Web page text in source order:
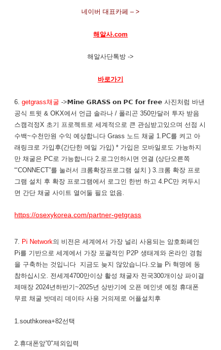
네이버 대표카페 – >
해알사.com
해알사단톡방 ->
바로가기
6.getgrass채굴 ->𝗠𝗶𝗻𝗲 𝗚𝗥𝗔𝗦𝗦 𝗼𝗻 𝗣𝗖 𝗳𝗼𝗿 𝗳𝗿𝗲𝗲 사진처럼 바낸
공식 트윗 & OKX에서 언급 솔라나 / 폴리곤 350만달러 투자 받음
스캠걱정X 초기 프로젝트로 세계적으로 큰 관심받고있으며 선점 시
수백~수천만원 수익 예상합니다 ​Grass 노드 채굴 1.PC를 켜고 아
래링크로 가입후(간단한 메일 가입) * 가입은 모바일로도 가능하지
만 채굴은 PC로 가능합니다 2.로그인하시면 ​연결 (상단오른쪽
“‘CONNECT”를 눌러서 크롬확장프로그램 설치 ) 3.크롬 확장 프로
그램 설치 후 확장 프로그램에서 로그인 한번 하고 4.PC만 켜두시
면 간단 채굴 사이트 열어둘 필요 없음.
https://osexykorea.com/partner-getgrass
7. Pi Network의 비전은 세계에서 가장 널리 사용되는 암호화폐인
Pi를 기반으로 세계에서 가장 포괄적인 P2P 생태계와 온라인 경험
을 구축하는 것입니다 지금도 늦지 않았습니다.오늘 Pi 혁명에 동
참하십시오. 전세계4700만이상 활성 채굴자 전국300개이상 파이결
제매장 2024년하반기~2025년 상반기에 오픈 메인넷 예정 휴대폰
무료 채굴 밧데리 데이타 사용 거의제로 어플설치후
1.southkorea+82선택
2.휴대폰앞”0″제외입력